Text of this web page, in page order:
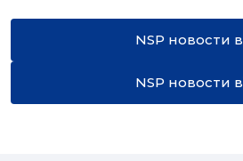
NSP новости в
NSP новости в